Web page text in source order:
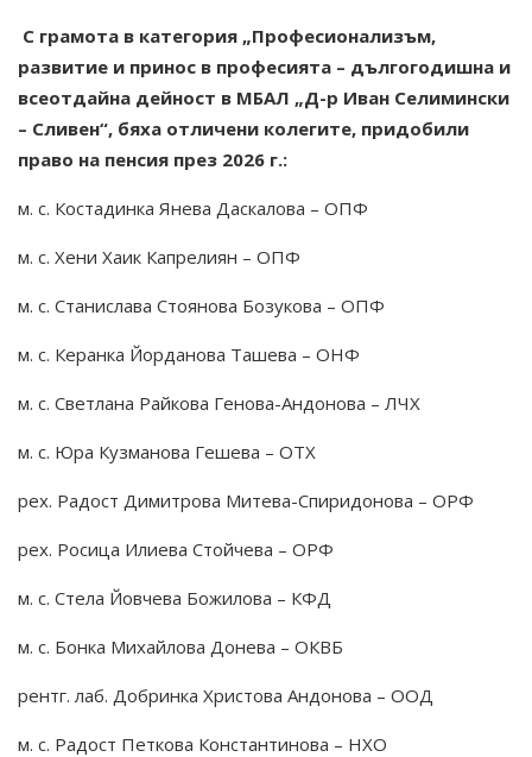
С грамота в категория „Професионализъм,
развитие и принос в професията – дългогодишна и
всеотдайна дейност в МБАЛ „Д-р Иван Селимински
– Сливен“, бяха отличени колегите, придобили
право на пенсия през 2026 г.:
м. с. Костадинка Янева Даскалова – ОПФ
м. с. Хени Хаик Капрелиян – ОПФ
м. с. Станислава Стоянова Бозукова – ОПФ
м. с. Керанка Йорданова Ташева – ОНФ
м. с. Светлана Райкова Генова-Андонова – ЛЧХ
м. с. Юра Кузманова Гешева – ОТХ
рех. Радост Димитрова Митева-Спиридонова – ОРФ
рех. Росица Илиева Стойчева – ОРФ
м. с. Стела Йовчева Божилова – КФД
м. с. Бонка Михайлова Донева – ОКВБ
рентг. лаб. Добринка Христова Андонова – ООД
м. с. Радост Петкова Константинова – НХО